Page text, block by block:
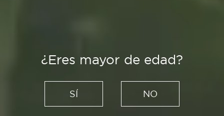
¿Eres mayor de edad?
SÍ NO
Recetas
Pimientos rellenos de carne:
receta fácil y deliciosa paso a